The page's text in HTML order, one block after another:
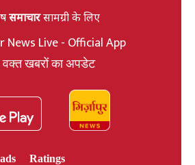
समाचारसामग्री के लिए
News Live - Official App
वक्त खबरों का अपडेट
Ratings